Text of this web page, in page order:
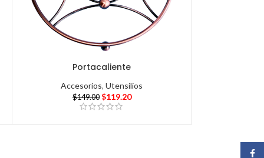
Portacaliente
Accesorios,Utensilios
$149.00 $119.20